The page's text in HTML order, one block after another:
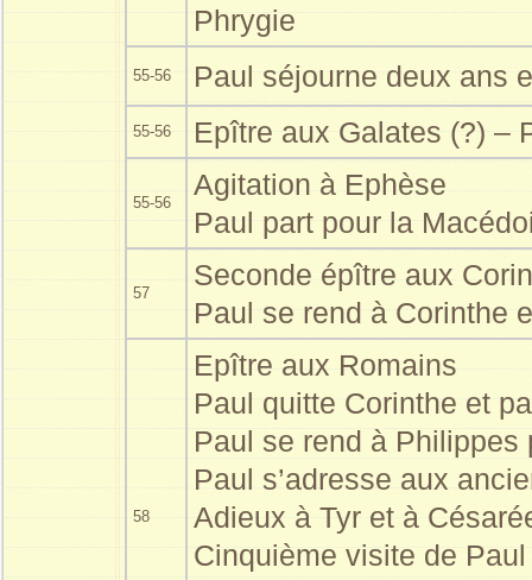
Phrygie
55-56 Paul séjourne deux ans
55-56 Epître aux Galates (?) –
55-56
Agitation à Ephèse
Paul part pour la
57
Seconde épître aux
Paul se rend à Corinthe
58
Epître aux Romains
Paul quitte Corinthe et
Paul se rend à Philippes
Paul s’adresse aux
Adieux à Tyr et à
Cinquième visite de